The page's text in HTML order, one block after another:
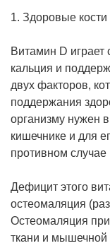
1. Здоровые кости
Витамин D играет
кальция и
двух факторов,
поддержания
организму нужен
кишечнике и для
противном случае
Дефицит этого
остеомаляция
Остеомаляция
ткани и мышечной